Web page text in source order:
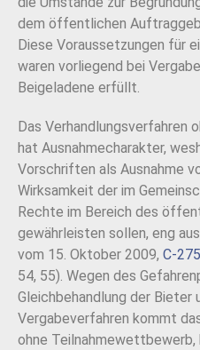
dem öffentlichen
Diese Voraussetzungen für
waren vorliegend bei
Beigeladene erfüllt.
Das Verhandlungsverfahren
hat Ausnahmecharakter,
Vorschriften als Ausnahme
Wirksamkeit der im
Rechte im Bereich des
gewährleisten sollen, eng
vom 15. Oktober 2009, C-
54, 55). Wegen des
Gleichbehandlung der Bieter
Vergabeverfahren kommt
ohne Teilnahmewettbewerb,